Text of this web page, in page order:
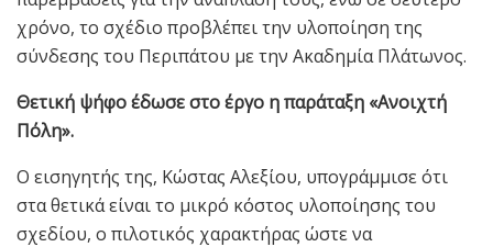
χρόνο, το σχέδιο προβλέπει την υλοποίηση της
σύνδεσης του Περιπάτου με την Ακαδημία Πλάτωνος.
Θετική ψήφο έδωσε στο έργο η παράταξη «Ανοιχτή
Πόλη».
Ο εισηγητής της, Κώστας Αλεξίου, υπογράμμισε ότι
στα θετικά είναι το μικρό κόστος υλοποίησης του
σχεδίου, ο πιλοτικός χαρακτήρας ώστε να